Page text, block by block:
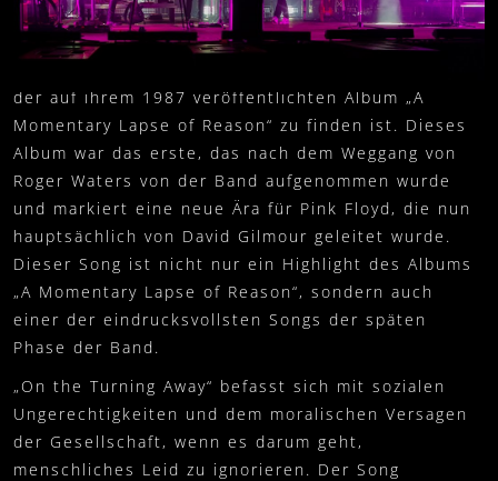
VERANSTALTER
PRESSKIT
IMPRESSUM
DATENSCHUTZ
FANARTIKEL
MEIN KONTO
WIDERRUFSBELEHRUNG
VERSAND- UND ZAHLUNG
0
der auf ihrem 1987 veröffentlichten Album „A
Momentary Lapse of Reason“ zu finden ist. Dieses
Album war das erste, das nach dem Weggang von
Roger Waters von der Band aufgenommen wurde
und markiert eine neue Ära für Pink Floyd, die nun
hauptsächlich von David Gilmour geleitet wurde.
Dieser Song ist nicht nur ein Highlight des Albums
„A Momentary Lapse of Reason“, sondern auch
einer der eindrucksvollsten Songs der späten
Phase der Band.
„On the Turning Away“ befasst sich mit sozialen
Ungerechtigkeiten und dem moralischen Versagen
der Gesellschaft, wenn es darum geht,
menschliches Leid zu ignorieren. Der Song